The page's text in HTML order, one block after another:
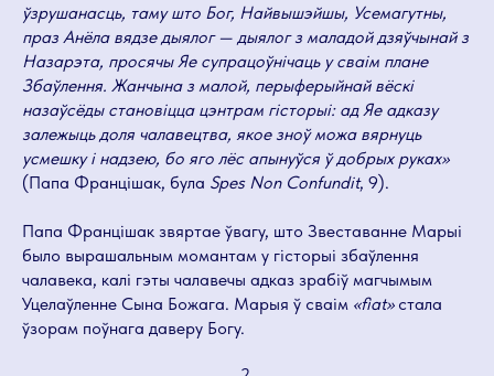
ўзрушанасць, таму што Бог, Найвышэйшы, Усемагутны,
праз Анёла вядзе дыялог — дыялог з маладой дзяўчынай з
Назарэта, просячы Яе супрацоўнічаць у сваім плане
Збаўлення. Жанчына з малой, перыферыйнай вёскі
назаўсёды становіцца цэнтрам гісторыі: ад Яе адказу
залежыць доля чалавецтва, якое зноў можа вярнуць
усмешку і надзею, бо яго лёс апынуўся ў добрых руках»
(Папа Францішак, була Spes Non Confundit, 9).
Папа Францішак звяртае ўвагу, што Звеставанне Марыі
было вырашальным момантам у гісторыі збаўлення
чалавека, калі гэты чалавечы адказ зрабіў магчымым
Уцелаўленне Сына Божага. Марыя ў сваім «fiat»стала
ўзорам поўнага даверу Богу.